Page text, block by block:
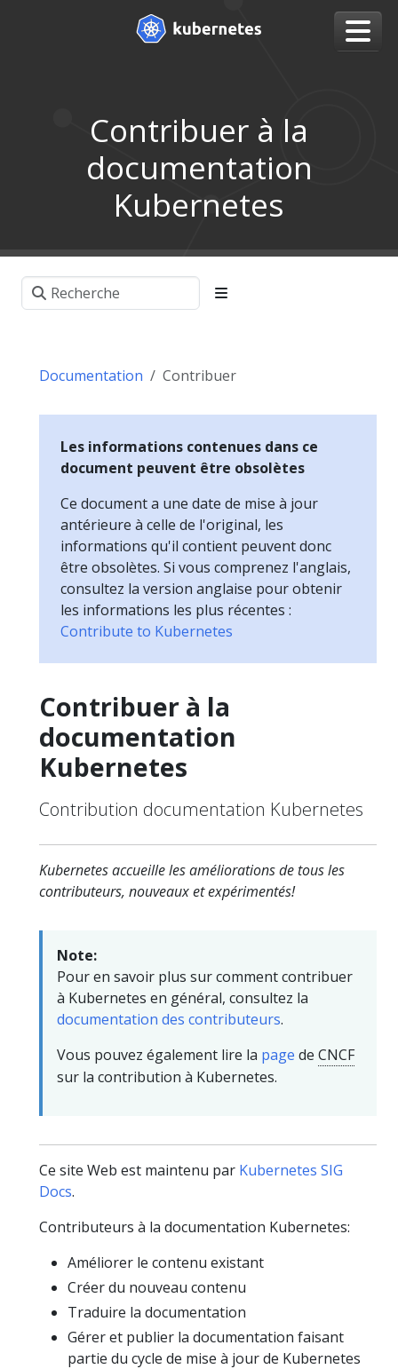
Contribuer à la
documentation
Kubernetes
Documentation Contribuer
Les informations contenues dans ce
document peuvent être obsolètes
Ce document a une date de mise à jour
antérieure à celle de l'original, les
informations qu'il contient peuvent donc
être obsolètes. Si vous comprenez l'anglais,
consultez la version anglaise pour obtenir
les informations les plus récentes :
Contribute to Kubernetes
Contribuer à la
documentation
Kubernetes
Contribution documentation Kubernetes
Kubernetes accueille les améliorations de tous les
contributeurs, nouveaux et expérimentés!
Note:
Pour en savoir plus sur comment contribuer
à Kubernetes en général, consultez la
documentation des contributeurs.
Vous pouvez également lire la page de CNCF
sur la contribution à Kubernetes.
Ce site Web est maintenu par Kubernetes SIG
Docs.
Contributeurs à la documentation Kubernetes:
Améliorer le contenu existant
Créer du nouveau contenu
Traduire la documentation
Gérer et publier la documentation faisant
partie du cycle de mise à jour de Kubernetes